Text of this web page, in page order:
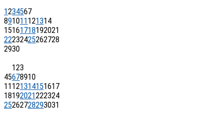
1234567
891011 121314
15161718192021
22232425262728
2930
123
45678910
11 121314151617
18192021222324
25262728293031